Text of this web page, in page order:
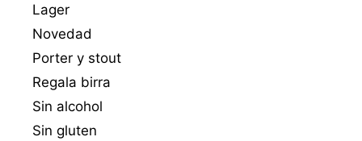
Lager
Novedad
Porter y stout
Regala birra
Sin alcohol
Sin gluten